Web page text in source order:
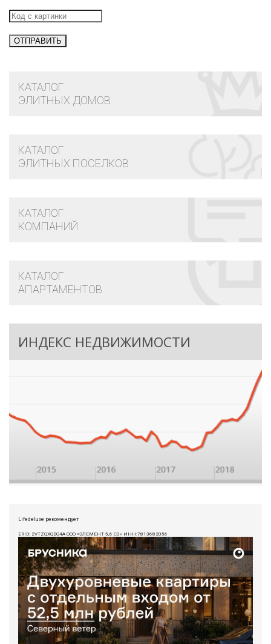
КАТАЛОГ
ЭЛИТНЫХ ДОМОВ
КАТАЛОГ
ЭЛИТНЫХ ПОСЕЛКОВ
КАТАЛОГ
КОМПАНИЙ
КАТАЛОГ
АПАРТАМЕНТОВ
ИНДЕКС НЕДВИЖИМОСТИ
Lifedeluxe рекомендует
ERID: 2VTZQXQDG4A ООО «ЭЛЕМЕНТ 5,6 СЗ» ИНН:7813682056